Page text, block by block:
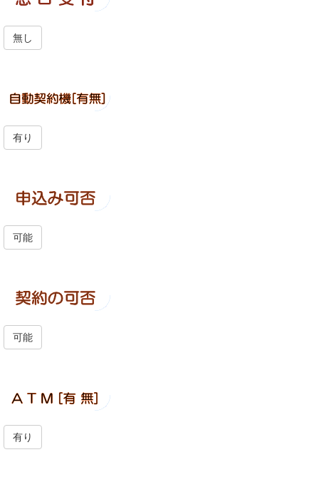
無し
有り
可能
可能
有り